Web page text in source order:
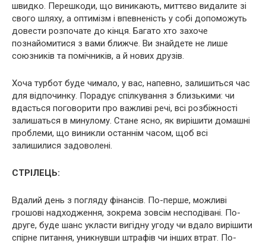
швидко. Перешкоди, що виникають, миттєво видалите зі
свого шляху, а оптимізм і впевненість у собі допоможуть
довести розпочате до кінця. Багато хто захоче
познайомитися з вами ближче. Ви знайдете не лише
союзників та помічників, а й нових друзів.
Хоча турбот буде чимало, у вас, напевно, залишиться час
для відпочинку. Порадує спілкування з близькими: чи
вдасться поговорити про важливі речі, всі розбіжності
залишаться в минулому. Стане ясно, як вирішити домашні
проблеми, що виникли останнім часом, щоб всі
залишилися задоволені.
СТРІЛЕЦЬ:
Вдалий день з погляду фінансів. По-перше, можливі
грошові надходження, зокрема зовсім несподівані. По-
друге, буде шанс укласти вигідну угоду чи вдало вирішити
спірне питання, уникнувши штрафів чи інших втрат. По-